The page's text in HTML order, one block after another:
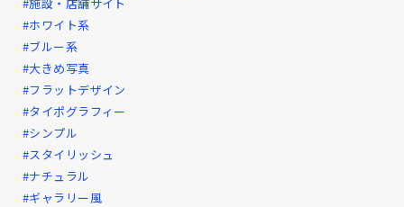
#ホワイト系
#ブルー系
#大きめ写真
#フラットデザイン
#タイポグラフィー
#シンプル
#スタイリッシュ
#ナチュラル
#ギャラリー風